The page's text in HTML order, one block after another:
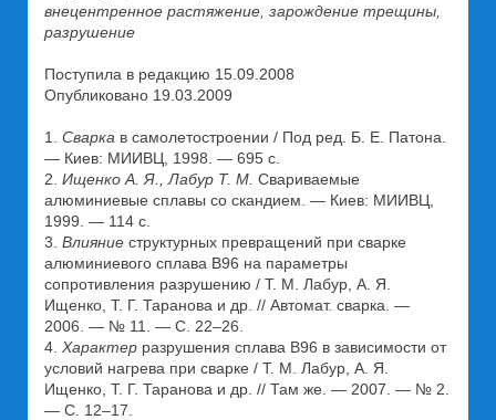
внецентренное растяжение, зарождение трещины,
разрушение
Поступила в редакцию 15.09.2008
Опубликовано 19.03.2009
1. Сварка в самолетостроении / Под ред. Б. Е. Патона.
— Киев: МИИВЦ, 1998. — 695 с.
2. Ищенко А. Я., Лабур Т. М. Свариваемые
алюминиевые сплавы со скандием. — Киев: МИИВЦ,
1999. — 114 с.
3. Влияние структурных превращений при сварке
алюминиевого сплава В96 на параметры
сопротивления разрушению / Т. М. Лабур, А. Я.
Ищенко, Т. Г. Таранова и др. // Автомат. сварка. —
2006. — № 11. — С. 22–26.
4. Характер разрушения сплава В96 в зависимости от
условий нагрева при сварке / Т. М. Лабур, А. Я.
Ищенко, Т. Г. Таранова и др. // Там же. — 2007. — № 2.
— С. 12–17.